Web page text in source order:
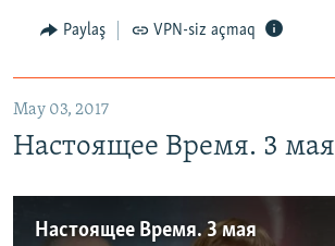
Paylaş VPN-siz açmaq
May 03, 2017
Настоящее Время. 3 мая
Настоящее Время. 3 мая